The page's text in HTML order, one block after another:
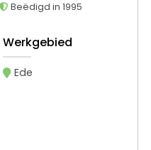
Beëdigd in 1995
Werkgebied
Ede